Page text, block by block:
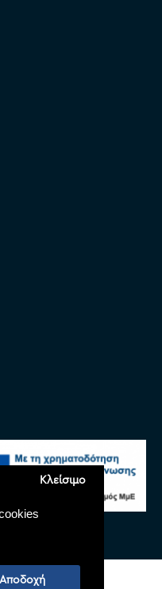
Κλείσιμο
Αποδοχή
Rights Reserved